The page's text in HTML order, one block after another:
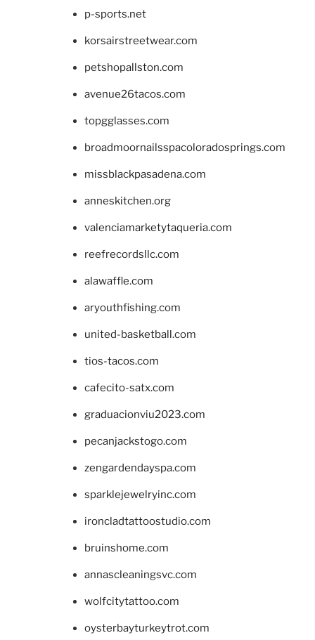
p-sports.net
korsairstreetwear.com
petshopallston.com
avenue26tacos.com
topgglasses.com
broadmoornailsspacoloradosprings.com
missblackpasadena.com
anneskitchen.org
valenciamarketytaqueria.com
reefrecordsllc.com
alawaffle.com
aryouthfishing.com
united-basketball.com
tios-tacos.com
cafecito-satx.com
graduacionviu2023.com
pecanjackstogo.com
zengardendayspa.com
sparklejewelryinc.com
ironcladtattoostudio.com
bruinshome.com
annascleaningsvc.com
wolfcitytattoo.com
oysterbayturkeytrot.com